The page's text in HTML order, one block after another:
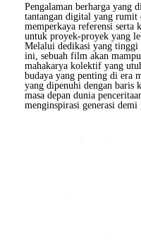
Pengalaman berharga yang
tantangan digital yang rumit
memperkaya referensi serta
untuk proyek-proyek yang
Melalui dedikasi yang tinggi
ini, sebuah film akan
mahakarya kolektif yang
budaya yang penting di era
yang dipenuhi dengan baris
masa depan dunia
menginspirasi generasi demi